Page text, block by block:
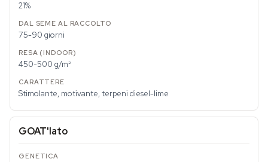
21%
75-90 giorni
450-500 g/m²
Stimolante, motivante, terpeni diesel-lime
GOAT'lato